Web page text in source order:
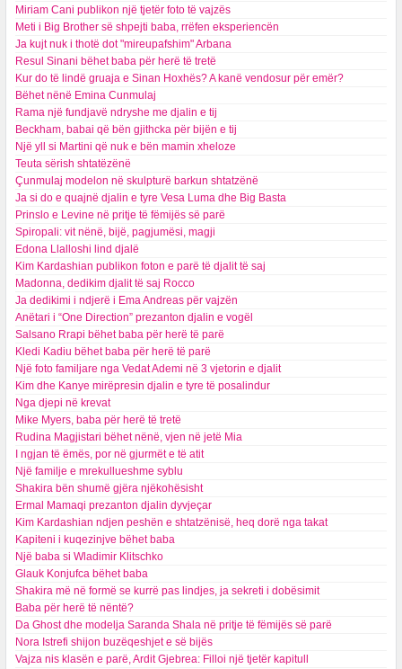
Miriam Cani publikon një tjetër foto të vajzës
Meti i Big Brother së shpejti baba, rrëfen eksperiencën
Ja kujt nuk i thotë dot "mireupafshim" Arbana
Resul Sinani bëhet baba për herë të tretë
Kur do të lindë gruaja e Sinan Hoxhës? A kanë vendosur për emër?
Bëhet nënë Emina Cunmulaj
Rama një fundjavë ndryshe me djalin e tij
Beckham, babai që bën gjithcka për bijën e tij
Një yll si Martini që nuk e bën mamin xheloze
Teuta sërish shtatëzënë
Çunmulaj modelon në skulpturë barkun shtatzënë
Ja si do e quajnë djalin e tyre Vesa Luma dhe Big Basta
Prinslo e Levine në pritje të fëmijës së parë
Spiropali: vit nënë, bijë, pagjumësi, magji
Edona Llalloshi lind djalë
Kim Kardashian publikon foton e parë të djalit të saj
Madonna, dedikim djalit të saj Rocco
Ja dedikimi i ndjerë i Ema Andreas për vajzën
Anëtari i “One Direction” prezanton djalin e vogël
Salsano Rrapi bëhet baba për herë të parë
Kledi Kadiu bëhet baba për herë të parë
Një foto familjare nga Vedat Ademi në 3 vjetorin e djalit
Kim dhe Kanye mirëpresin djalin e tyre të posalindur
Nga djepi në krevat
Mike Myers, baba për herë të tretë
Rudina Magjistari bëhet nënë, vjen në jetë Mia
I ngjan të ëmës, por në gjurmët e të atit
Një familje e mrekullueshme syblu
Shakira bën shumë gjëra njëkohësisht
Ermal Mamaqi prezanton djalin dyvjeçar
Kim Kardashian ndjen peshën e shtatzënisë, heq dorë nga takat
Kapiteni i kuqezinjve bëhet baba
Një baba si Wladimir Klitschko
Glauk Konjufca bëhet baba
Shakira më në formë se kurrë pas lindjes, ja sekreti i dobësimit
Baba për herë të nëntë?
Da Ghost dhe modelja Saranda Shala në pritje të fëmijës së parë
Nora Istrefi shijon buzëqeshjet e së bijës
Vajza nis klasën e parë, Ardit Gjebrea: Filloi një tjetër kapitull